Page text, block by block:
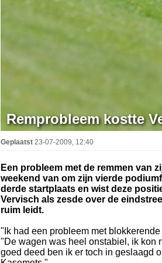
Remprobleem kostte
Geplaatst 23-07-2009, 12:40
Een probleem met de remmen van
weekend van om zijn vierde
derde startplaats en wist deze
Vervisch als zesde over de
ruim leidt.
"Ik had een probleem met
"De wagen was heel onstabiel, ik kon
goed deed ben ik er toch in geslaagd